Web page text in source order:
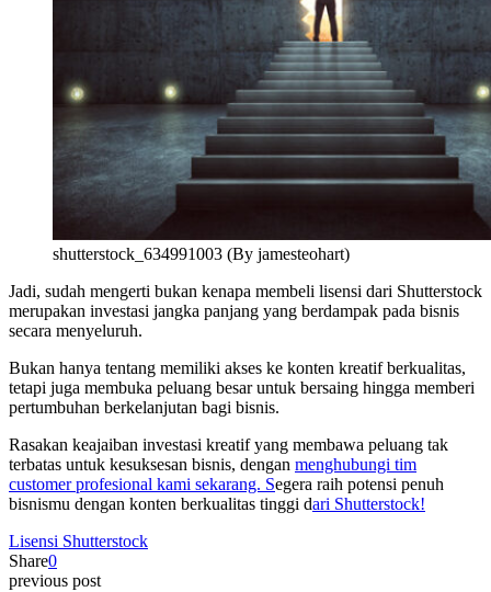
shutterstock_634991003 (By jamesteohart)
Jadi, sudah mengerti bukan kenapa membeli lisensi dari Shutterstock
merupakan investasi jangka panjang yang berdampak pada bisnis
secara menyeluruh.
Bukan hanya tentang memiliki akses ke konten kreatif berkualitas,
tetapi juga membuka peluang besar untuk bersaing hingga memberi
pertumbuhan berkelanjutan bagi bisnis.
Rasakan keajaiban investasi kreatif yang membawa peluang tak
terbatas untuk kesuksesan bisnis, dengan menghubungi tim
customer profesional kami sekarang. Segera raih potensi penuh
bisnismu dengan konten berkualitas tinggi dari Shutterstock!
Lisensi Shutterstock
Share0
previous post